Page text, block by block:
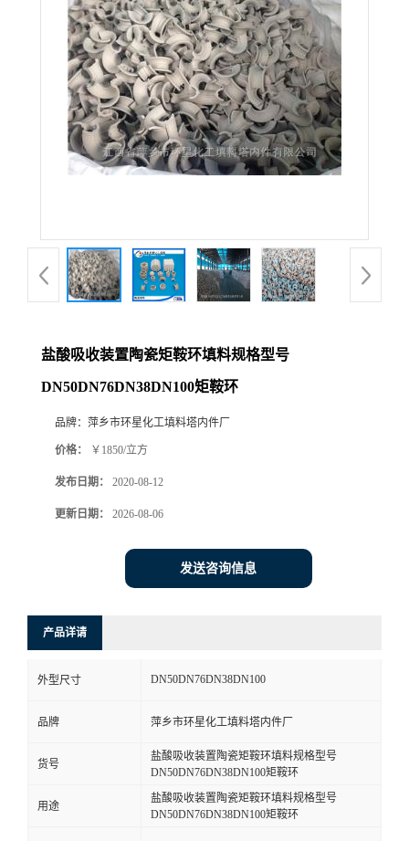
盐酸吸收装置陶瓷矩鞍环填料规格型号
DN50DN76DN38DN100矩鞍环
品牌： 萍乡市环星化工填料塔内件厂
价格： ￥1850/立方
发布日期： 2020-08-12
更新日期： 2026-08-06
发送咨询信息
产品详请
外型尺寸 DN50DN76DN38DN100
品牌 萍乡市环星化工填料塔内件厂
货号
盐酸吸收装置陶瓷矩鞍环填料规格型号
DN50DN76DN38DN100矩鞍环
用途
盐酸吸收装置陶瓷矩鞍环填料规格型号
DN50DN76DN38DN100矩鞍环